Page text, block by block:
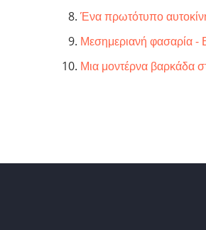
Ένα πρωτότυπο
Μεσημεριανή φασαρία -
Μια μοντέρνα βαρκάδα